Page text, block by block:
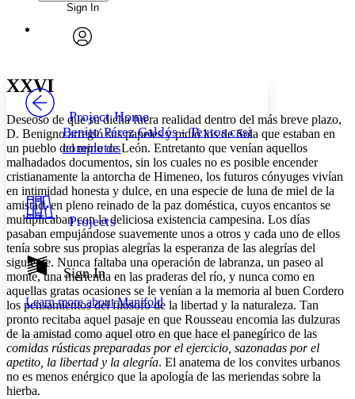
Annotations
Your highlights
Resources
Show all
Show all Hide all
Font
Font style
Decrease font size Increase font size
Color Scheme
Light
Dark
Annotation contrast
abc Low
abc
High
Margins
Enter search criteria
Search within:
Sign In
Project Home
Benito Pérez Galdós - Textos casi
completos
Projects
Sign In
Learn more aboutManifold
XXVI
Deseoso de que su dicha fuera realidad dentro del más breve plazo,
D. Benigno arregló sus papeles y pidió los de Sola que estaban en
un pueblo del reino de León. Entretanto que venían aquellos
malhadados documentos, sin los cuales no es posible encender
cristianamente la antorcha de Himeneo, los futuros cónyuges vivían
en intimidad honesta y dulce, en una especie de luna de miel de la
amistad, en pleno reinado de la paz doméstica, cuyos encantos se
multiplicaban con la deliciosa existencia campesina. Los días
pasaban empujándose suavemente unos a otros y cada uno de ellos
tenía sobre sus propias alegrías la esperanza de las alegrías del
siguiente. Nunca faltaba una operación de labranza, un paseo al
monte, una merienda en las praderas del río, y nunca como en
aquellas gratas ocasiones se le venían a la memoria al buen Cordero
los pensamientos del filósofo de la libertad y la naturaleza. Tan
pronto recitaba aquel pasaje en que Rousseau encomia las dulzuras
de la amistad como aquel otro en que hace el panegírico de las
comidas rústicas preparadas por el ejercicio, sazonadas por el
apetito, la libertad y la alegría. El anatema de los convites urbanos
no es menos enérgico que la apología de las meriendas sobre la
hierba.